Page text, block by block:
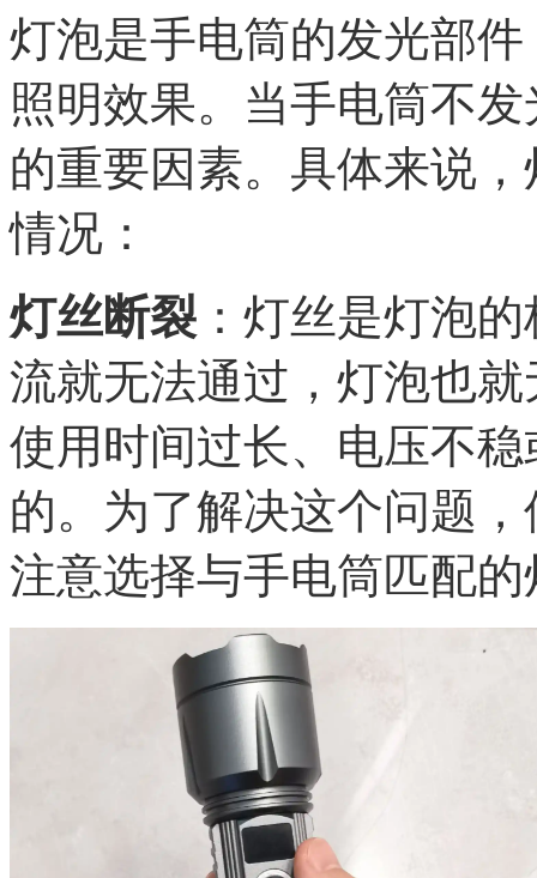
灯泡是手电筒的发光部
照明效果。当手电筒不
的重要因素。具体来说
情况：
灯丝断裂 ：灯丝是灯泡
流就无法通过，灯泡也
使用时间过长、电压不
的。为了解决这个问题
注意选择与手电筒匹配